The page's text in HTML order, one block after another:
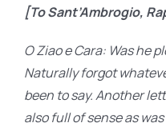
[To Sant’Ambrogio,
O Ziao e Cara: Was he
Naturally forgot
been to say. Another
also full of sense as